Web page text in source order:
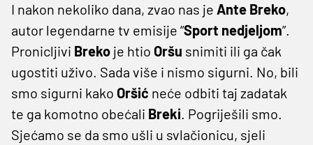
I nakon nekoliko dana, zvao nas je Ante Breko,
autor legendarne tv emisije “Sport nedjeljom”.
Pronicljivi Breko je htio Oršu snimiti ili ga čak
ugostiti uživo. Sada više i nismo sigurni. No, bili
smo sigurni kako Oršić neće odbiti taj zadatak
te ga komotno obećali Breki. Pogriješili smo.
Sjećamo se da smo ušli u svlačionicu, sjeli